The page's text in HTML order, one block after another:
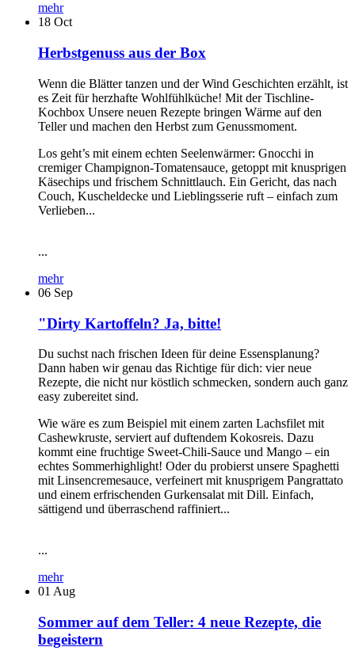
mehr
18 Oct
Herbstgenuss aus der Box
Wenn die Blätter tanzen und der Wind Geschichten erzählt, ist
es Zeit für herzhafte Wohlfühlküche! Mit der Tischline-
Kochbox Unsere neuen Rezepte bringen Wärme auf den
Teller und machen den Herbst zum Genussmoment.
Los geht’s mit einem echten Seelenwärmer: Gnocchi in
cremiger Champignon-Tomatensauce, getoppt mit knusprigen
Käsechips und frischem Schnittlauch. Ein Gericht, das nach
Couch, Kuscheldecke und Lieblingsserie ruft – einfach zum
Verlieben...
...
mehr
06 Sep
"Dirty Kartoffeln? Ja, bitte!
Du suchst nach frischen Ideen für deine Essensplanung?
Dann haben wir genau das Richtige für dich: vier neue
Rezepte, die nicht nur köstlich schmecken, sondern auch ganz
easy zubereitet sind.
Wie wäre es zum Beispiel mit einem zarten Lachsfilet mit
Cashewkruste, serviert auf duftendem Kokosreis. Dazu
kommt eine fruchtige Sweet-Chili-Sauce und Mango – ein
echtes Sommerhighlight! Oder du probierst unsere Spaghetti
mit Linsencremesauce, verfeinert mit knusprigem Pangrattato
und einem erfrischenden Gurkensalat mit Dill. Einfach,
sättigend und überraschend raffiniert...
...
mehr
01 Aug
Sommer auf dem Teller: 4 neue Rezepte, die
begeistern